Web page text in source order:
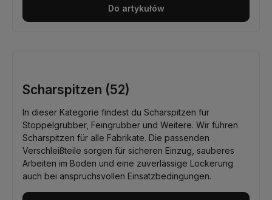
Do artykułów
Scharspitzen (52)
In dieser Kategorie findest du Scharspitzen für
Stoppelgrubber, Feingrubber und Weitere. Wir führen
Scharspitzen für alle Fabrikate. Die passenden
Verschleißteile sorgen für sicheren Einzug, sauberes
Arbeiten im Boden und eine zuverlässige Lockerung
auch bei anspruchsvollen Einsatzbedingungen.